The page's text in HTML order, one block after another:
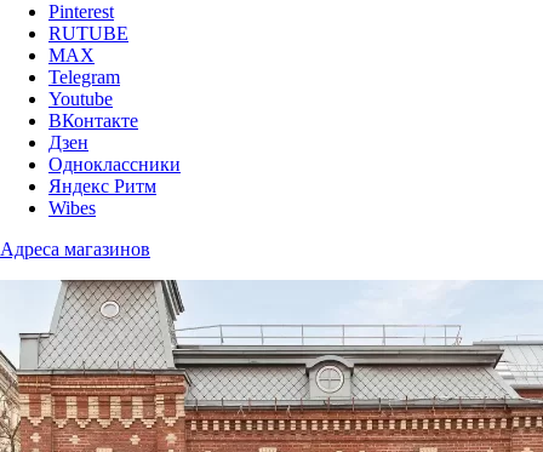
Pinterest
RUTUBE
MAX
Telegram
Youtube
ВКонтакте
Дзен
Одноклассники
Яндекс Ритм
Wibes
Адреса магазинов